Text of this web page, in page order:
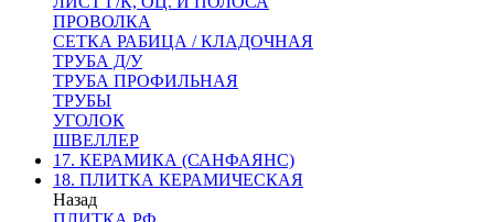
ПРОВОЛКА
СЕТКА РАБИЦА / КЛАДОЧНАЯ
ТРУБА Д/У
ТРУБА ПРОФИЛЬНАЯ
ТРУБЫ
УГОЛОК
ШВЕЛЛЕР
17. КЕРАМИКА (САНФАЯНС)
18. ПЛИТКА КЕРАМИЧЕСКАЯ
Назад